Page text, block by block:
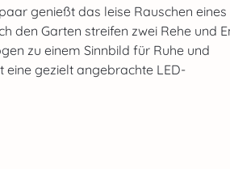
genießt das leise Rauschen eines
den Garten streifen zwei Rehe und
zu einem Sinnbild für Ruhe und
eine gezielt angebrachte LED-